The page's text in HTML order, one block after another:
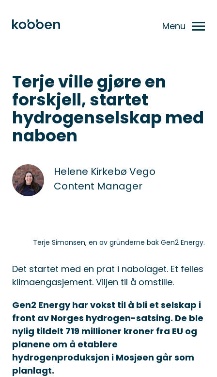
Menu
Terje ville gjøre en
forskjell, startet
hydrogenselskap med
naboen
Helene Kirkebø Vego
Content Manager
Terje Simonsen, en av gründerne bak Gen2 Energy.
Det startet med en prat i nabolaget. Et felles
klimaengasjement. Viljen til å omstille.
Gen2 Energy har vokst til å bli et selskap i
front av Norges hydrogen-satsing. De ble
nylig tildelt 719 millioner kroner fra EU og
planene om å etablere
hydrogenproduksjon i Mosjøen går som
planlagt.